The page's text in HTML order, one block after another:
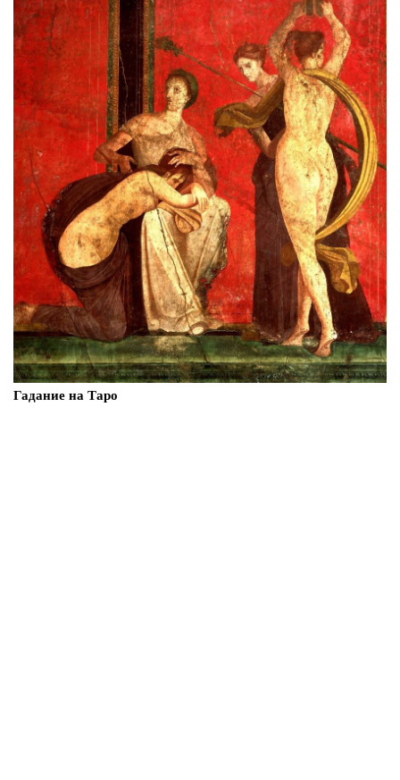
Гадание на Таро